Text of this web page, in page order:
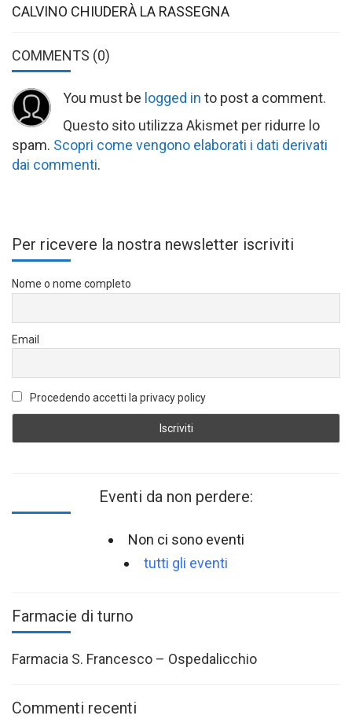
CALVINO CHIUDERÀ LA RASSEGNA
COMMENTS (0)
You must be logged in to post a comment.
Questo sito utilizza Akismet per ridurre lo
spam. Scopri come vengono elaborati i dati derivati
dai commenti.
Per ricevere la nostra newsletter iscriviti
Nome o nome completo
Email
Procedendo accetti la privacy policy
Eventi da non perdere:
Non ci sono eventi
tutti gli eventi
Farmacie di turno
Farmacia S. Francesco – Ospedalicchio
Commenti recenti